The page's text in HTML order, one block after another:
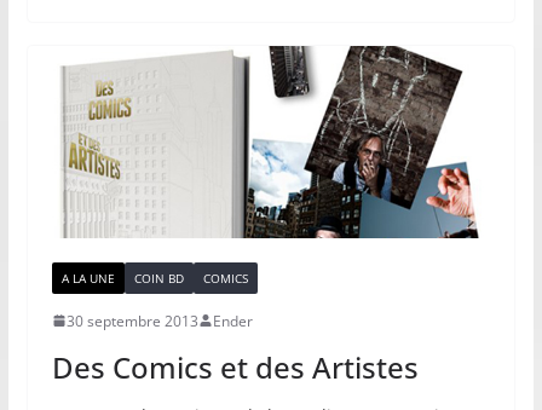
A LA UNE COIN BD COMICS
30 septembre 2013 Ender
Des Comics et des Artistes